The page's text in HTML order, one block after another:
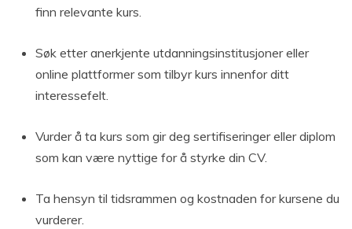
finn relevante kurs.
Søk etter anerkjente utdanningsinstitusjoner eller
online plattformer som tilbyr kurs innenfor ditt
interessefelt.
Vurder å ta kurs som gir deg sertifiseringer eller diplom
som kan være nyttige for å styrke din CV.
Ta hensyn til tidsrammen og kostnaden for kursene du
vurderer.